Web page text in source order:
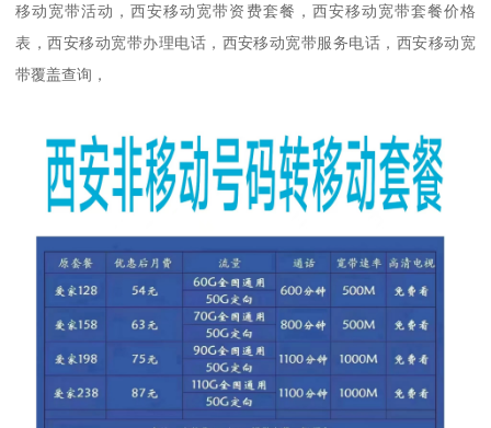
移动宽带活动，西安移动宽带资费套餐，西安移动宽带套餐价格
表，西安移动宽带办理电话，西安移动宽带服务电话，西安移动宽
带覆盖查询，